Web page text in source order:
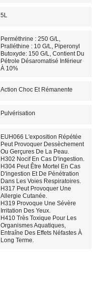
5L
Perméthrine : 250 G/L,
Pralléthine : 10 G/L, Piperonyl
Butoxyde: 150 G/L, Contient Du
Pétrole Désaromatisé Inférieur
À 10%
Action Choc Et Rémanente
Pulvérisation
EUH066 L'exposition Répétée
Peut Provoquer Dessèchement
Ou Gerçures De La Peau.
H302 Nocif En Cas D'ingestion.
H304 Peut Être Mortel En Cas
D'ingestion Et De Pénétration
Dans Les Voies Respiratoires.
H317 Peut Provoquer Une
Allergie Cutanée.
H319 Provoque Une Sévère
Irritation Des Yeux.
H410 Très Toxique Pour Les
Organismes Aquatiques,
Entraîne Des Effets Néfastes À
Long Terme.